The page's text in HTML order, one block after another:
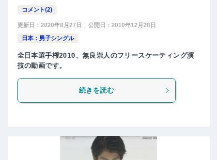
コメント(2)
更新日： 2020年8月27日 公開日： 2010年12月28日
日本：男子シングル
全日本選手権2010、無良崇人のフリースケーティング演
技の動画です。
続きを読む